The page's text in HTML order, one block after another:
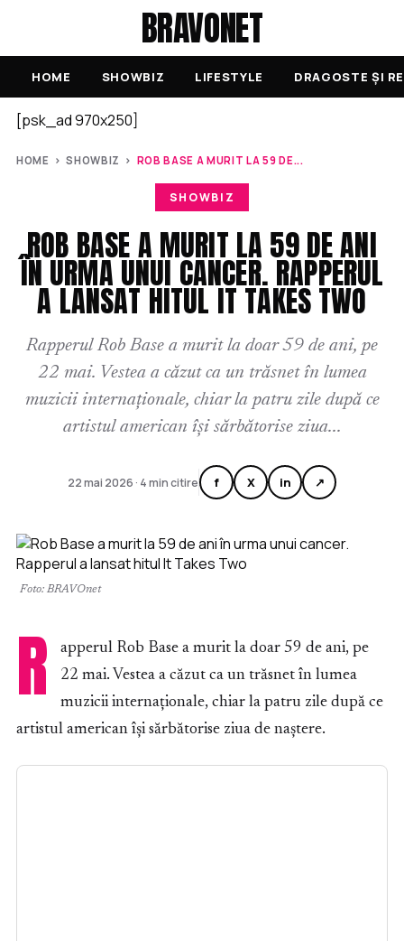
BRAVONET
HOME SHOWBIZ LIFESTYLE DRAGOSTE ȘI
[psk_ad 970x250]
HOME ›SHOWBIZ › ROB BASE A MURIT LA 59 DE...
SHOWBIZ
ROB BASE A MURIT LA 59 DE ANI
ÎN URMA UNUI CANCER. RAPPERUL
A LANSAT HITUL IT TAKES TWO
Rapperul Rob Base a murit la doar 59 de ani, pe
22 mai. Vestea a căzut ca un trăsnet în lumea
muzicii internaționale, chiar la patru zile după ce
artistul american își sărbătorise ziua...
22 mai 2026 · 4 min citire f X in ↗
Foto: BRAVOnet
R
apperul Rob Base a murit la doar 59 de ani, pe
22 mai. Vestea a căzut ca un trăsnet în lumea
muzicii internaționale, chiar la patru zile după ce
artistul american își sărbătorise ziua de naștere.